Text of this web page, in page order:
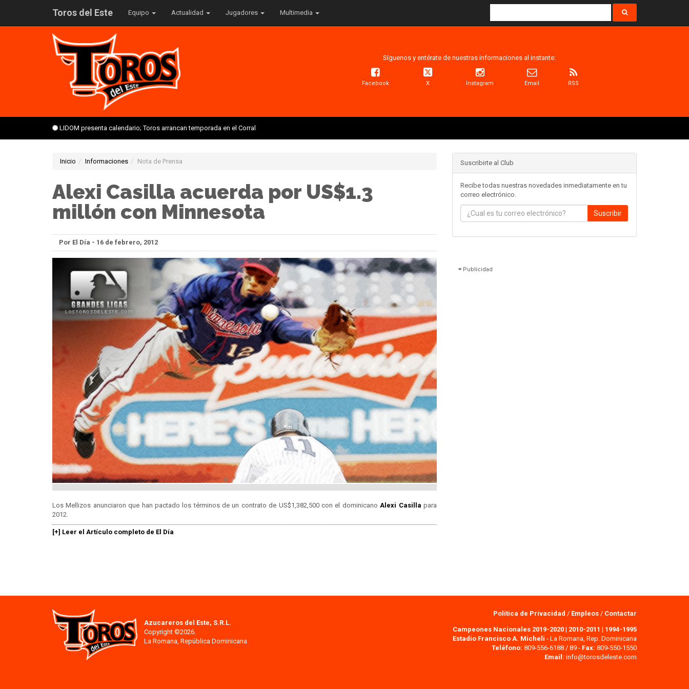
Toros del Este Equipo Actualidad Jugadores Multimedia
Síguenos y entérate de nuestras informaciones al instante:
Facebook X Instagram Email RSS
LIDOM presenta calendario; Toros arrancan temporada en el Corral
Inicio Informaciones Nota de Prensa
Alexi Casilla acuerda por US$1.3
millón con Minnesota
Por El Día - 16 de febrero, 2012
Los Mellizos anunciaron que han pactado los términos de un contrato de US$1,382,500 con el dominicano Alexi Casilla para
2012.
[+] Leer el Artículo completo de El Día
Suscribirte al Club
Recibe todas nuestras novedades inmediatamente en tu
correo electrónico.
Suscribir
Publicidad
Azucareros del Este, S.R.L.
Copyright ©2026.
La Romana, República Dominicana
Política de Privacidad / Empleos / Contactar
Campeones Nacionales 2019-2020 | 2010-2011 | 1994-1995
Estadio Francisco A. Micheli - La Romana, Rep. Dominicana
Teléfono: 809-556-6188 / 89 - Fax: 809-550-1550
Email: info@torosdeleste.com